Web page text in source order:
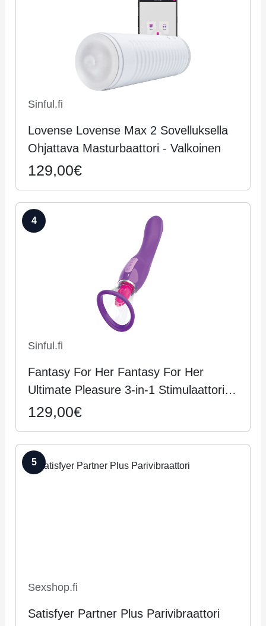
Sinful.fi
Lo­ven­se Lovense Max 2 Sovelluksella
Ohjattava Masturbaattori - Val­koi­nen
129,00€
4
Sinful.fi
Fan­ta­sy For Her Fantasy For Her
Ultimate Pleasure 3-in-1 Stimulaattori -
Lila
129,00€
5
Sexshop.fi
Satisfyer Partner Plus Parivibraattori